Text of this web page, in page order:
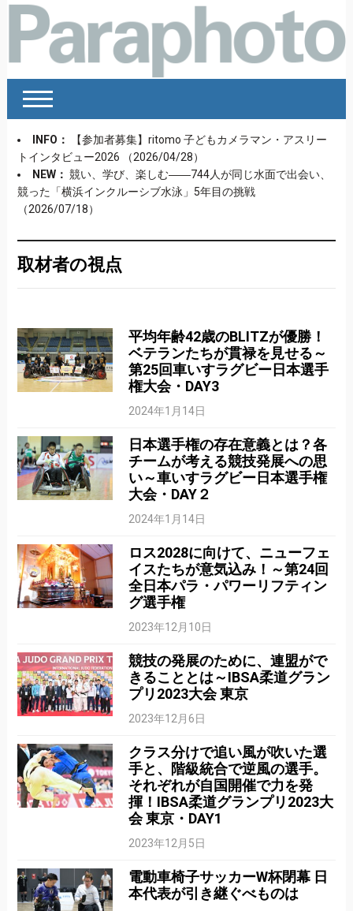
INFO：
【参加者募集】ritomo 子どもカメラマン・アスリー
トインタビュー2026
（2026/04/28）
NEW： 競い、学び、楽しむ――744人が同じ水面で出会い、
競った「横浜インクルーシブ水泳」5年目の挑戦
（2026/07/18）
取材者の視点
平均年齢42歳のBLITZが優勝！
ベテランたちが貫禄を見せる～
第25回車いすラグビー日本選手
権大会・DAY3
2024年1月14日
日本選手権の存在意義とは？各
チームが考える競技発展への思
い～車いすラグビー日本選手権
大会・DAY２
2024年1月14日
ロス2028に向けて、ニューフェ
イスたちが意気込み！～第24回
全日本パラ・パワーリフティン
グ選手権
2023年12月10日
競技の発展のために、連盟がで
きることとは～IBSA柔道グラン
プリ2023大会 東京
2023年12月6日
クラス分けで追い風が吹いた選
手と、階級統合で逆風の選手。
それぞれが自国開催で力を発
揮！IBSA柔道グランプリ2023大
会 東京・DAY1
2023年12月5日
電動車椅子サッカーW杯閉幕 日
本代表が引き継ぐべものは